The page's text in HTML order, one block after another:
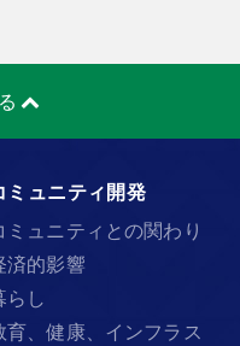
ミュニティ開発
ミュニティとの関わり
済的影響
らし
育、健康、インフラス